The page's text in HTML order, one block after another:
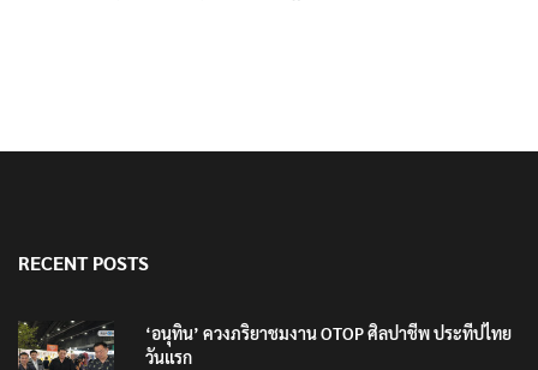
RECENT POSTS
‘อนุทิน’ ควงภริยาชมงาน OTOP ศิลปาชีพ ประทีปไทย
วันแรก